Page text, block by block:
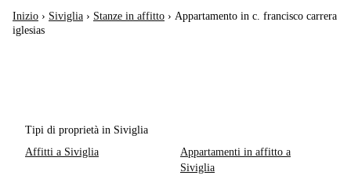
Inizio › Siviglia › Stanze in affitto › Appartamento in c. francisco carrera
iglesias
Tipi di proprietà in Siviglia
Affitti a Siviglia
Appartamenti in affitto a
Siviglia